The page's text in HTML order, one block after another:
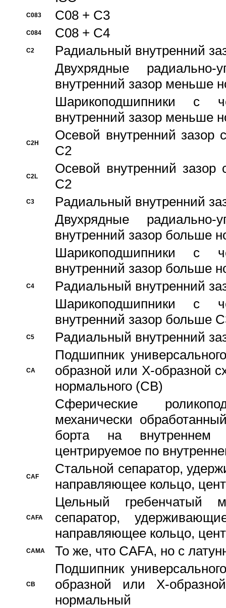
C083 C08 + C3
C084 C08 + C4
C2
Pадиальный внутренний
Двухрядные радиально-
внутренний зазор меньше
Шарикоподшипники с
внутренний зазор меньше
C2H
Осевой внутренний зазор
C2
C2L
Осевой внутренний зазор
C2
C3
Pадиальный внутренний
Двухрядные радиально-
внутренний зазор больше
Шарикоподшипники с
внутренний зазор больше
C4
Pадиальный внутренний
Шарикоподшипники с
внутренний зазор больше
C5 Pадиальный внутренний
CA
Подшипник
образной или Х-образной
нормального (CB)
Сферические
механически
борта на внутреннем
центрируемое по
CAF
Стальной сепаратор,
направляющее кольцо,
CAFA
Цельный гребенчатый
сепаратор,
направляющее кольцо,
CAMA То же, что CAFA, но с
CB
Подшипник
образной или Х-
нормальный